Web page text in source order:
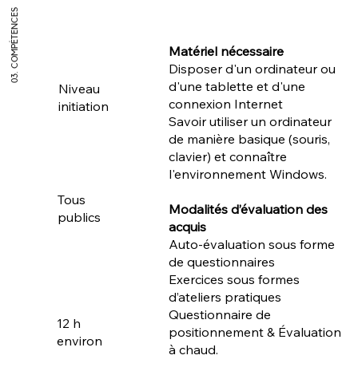
03. COMPÉTENCES
Tous
publics
12 h
environ
Niveau
initiation
Matériel nécessaire
Disposer d'un ordinateur ou
d'une tablette et d'une
connexion Internet
Savoir utiliser un ordinateur
de manière basique (souris,
clavier) et connaître
l'environnement Windows.
Modalités d’évaluation des
acquis
Auto-évaluation sous forme
de questionnaires
Exercices sous formes
d’ateliers pratiques
Questionnaire de
positionnement & Évaluation
à chaud.